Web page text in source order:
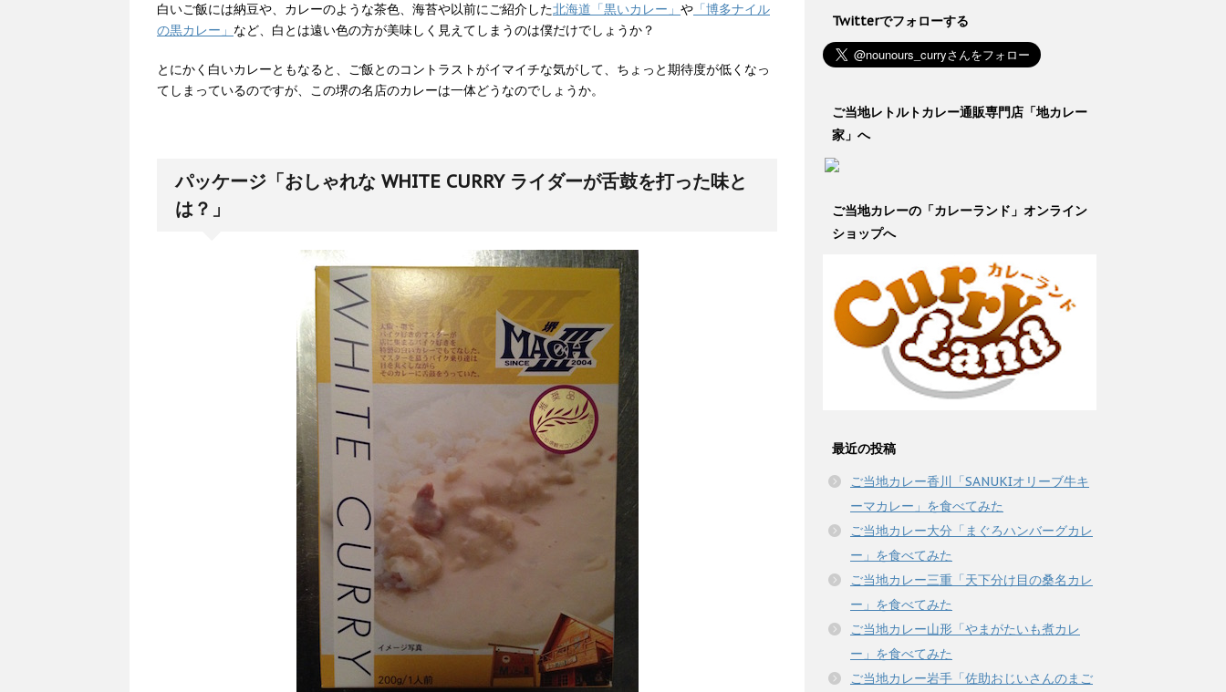
白いご飯には納豆や、カレーのような茶色、海苔や以前にご紹介した北海道「黒いカレー」 や 「博多ナイル
の黒カレー」 など、白とは遠い色の方が美味しく見えてしまうのは僕だけでしょうか？
とにかく白いカレーともなると、ご飯とのコントラストがイマイチな気がして、ちょっと期待度が低くなっ
てしまっているのですが、この堺の名店のカレーは一体どうなのでしょうか。
パッケージ「おしゃれな WHITE CURRY ライダーが舌鼓を打った味と
は？」
Twitterでフォローする
ご当地レトルトカレー通販専門店「地カレー
家」へ
ご当地カレーの「カレーランド」オンライン
ショップへ
最近の投稿
ご当地カレー香川「SANUKIオリーブ牛キ
ーマカレー」を食べてみた
ご当地カレー大分「まぐろハンバーグカレ
ー」を食べてみた
ご当地カレー三重「天下分け目の桑名カレ
ー」を食べてみた
ご当地カレー山形「やまがたいも煮カレ
ー」を食べてみた
ご当地カレー岩手「佐助おじいさんのまご